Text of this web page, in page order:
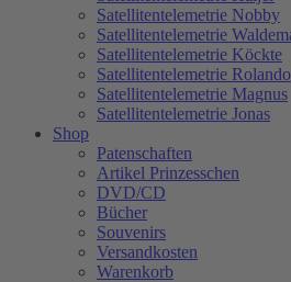
Satellitentelemetrie Nobby
Satellitentelemetrie
Satellitentelemetrie Köckte
Satellitentelemetrie Rolando
Satellitentelemetrie Magnus
Satellitentelemetrie Jonas
Shop
Patenschaften
Artikel Prinzesschen
DVD/CD
Bücher
Souvenirs
Versandkosten
Warenkorb